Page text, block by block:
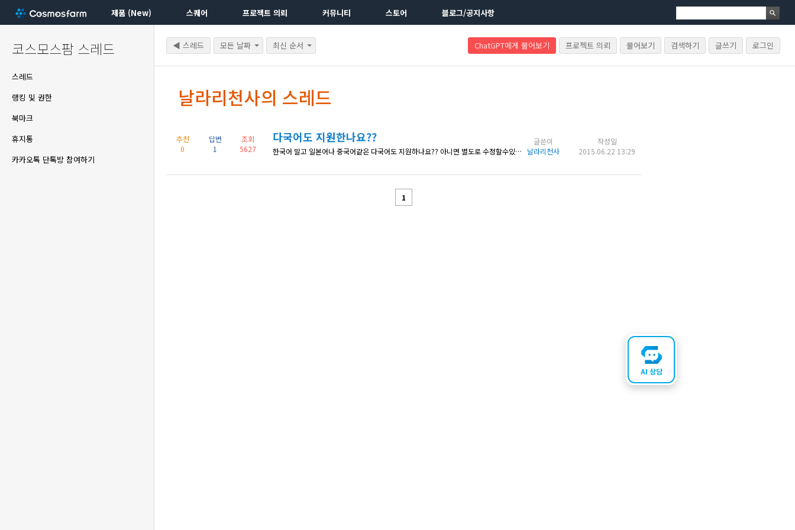
제품 (New) 스퀘어 프로젝트 의뢰 커뮤니티 스토어 블로그/공지사항
코스모스팜 스레드
스레드
랭킹 및 권한
북마크
휴지통
카카오톡 단톡방 참여하기
◀ 스레드 모든 날짜 최신 순서 ChatGPT에게 물어보기 프로젝트 의뢰 물어보기 검색하기 글쓰기 로그인
날라리천사의 스레드
추천
0
답변
1
조회
5627
다국어도 지원한나요??
한국어 말고 일본어나 중국어같은 다국어도 지원하나요?? 아니면 별도로 수정할수있는 페이지가 있는지..?
글쓴이
날라리천사
작성일
2015.06.22 13:29
1
AI 상담